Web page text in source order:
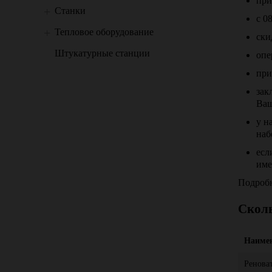
Станки
Тепловое оборудование
Штукатурные станции
с
у